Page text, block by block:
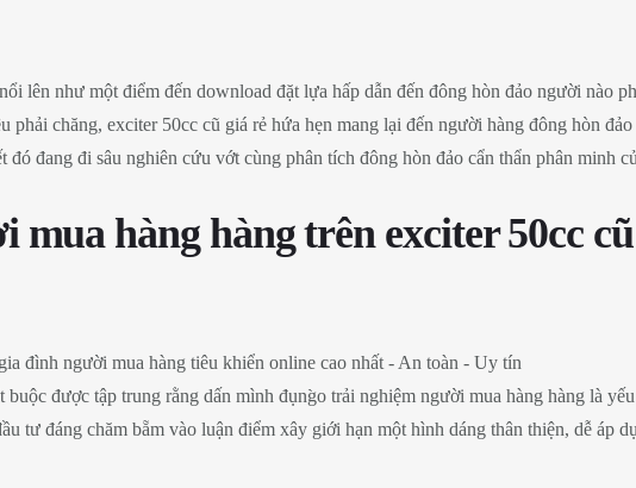
lên như một điểm đến download đặt lựa hấp dẫn đến đông hòn đảo người nào
phải chăng, exciter 50cc cũ giá rẻ hứa hẹn mang lại đến người hàng đông hòn
đang đi sâu nghiên cứu vớt cùng phân tích đông hòn đảo cẩn thẩn phân minh
mua hàng hàng trên exciter 50cc
được tập trung rằng dấn mình đụng̀o trải nghiệm người mua hàng hàng là
tư đáng chăm bẵm vào luận điểm xây giới hạn một hình dáng thân thiện, dễ áp